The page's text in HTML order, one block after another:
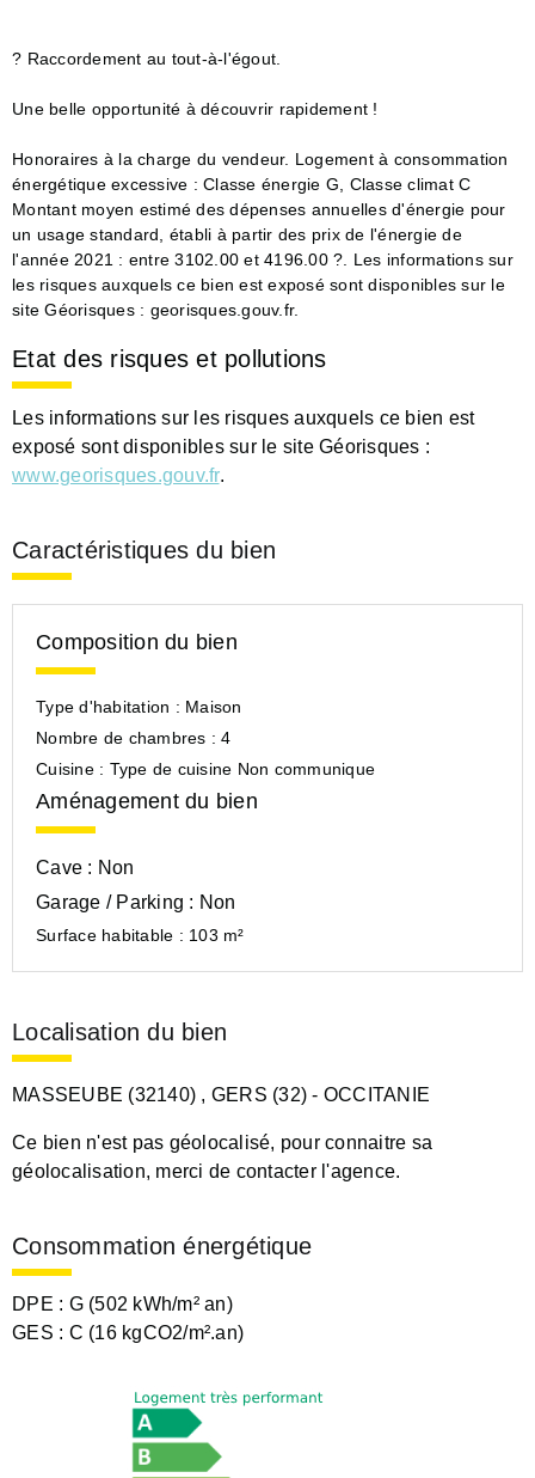
? Raccordement au tout-à-l'égout.
Une belle opportunité à découvrir rapidement !
Honoraires à la charge du vendeur. Logement à consommation
énergétique excessive : Classe énergie G, Classe climat C
Montant moyen estimé des dépenses annuelles d'énergie pour
un usage standard, établi à partir des prix de l'énergie de
l'année 2021 : entre 3102.00 et 4196.00 ?. Les informations sur
les risques auxquels ce bien est exposé sont disponibles sur le
site Géorisques : georisques.gouv.fr.
Etat des risques et pollutions
Les informations sur les risques auxquels ce bien est
exposé sont disponibles sur le site Géorisques :
www.georisques.gouv.fr.
Caractéristiques du bien
Composition du bien
Type d'habitation : Maison
Nombre de chambres :4
Cuisine : Type de cuisine Non communique
Aménagement du bien
Cave : Non
Garage / Parking : Non
Surface habitable : 103 m²
Localisation du bien
MASSEUBE (32140) , GERS (32) - OCCITANIE
Ce bien n'est pas géolocalisé, pour connaitre sa
géolocalisation, merci de contacter l'agence.
Consommation énergétique
DPE : G (502 kWh/m² an)
GES : C (16 kgCO2/m².an)